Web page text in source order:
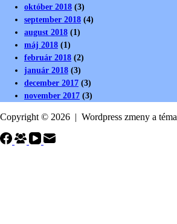
október 2018 (3)
september 2018 (4)
august 2018 (1)
máj 2018 (1)
február 2018 (2)
január 2018 (3)
december 2017 (3)
november 2017 (3)
Copyright © 2026 | Wordpress zmeny a téma